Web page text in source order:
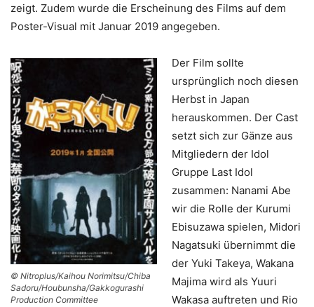
zeigt. Zudem wurde die Erscheinung des Films auf dem
Poster-Visual mit Januar 2019 angegeben.
© Nitroplus/Kaihou Norimitsu/Chiba
Sadoru/Houbunsha/Gakkogurashi
Production Committee
Der Film sollte
ursprünglich noch diesen
Herbst in Japan
herauskommen. Der Cast
setzt sich zur Gänze aus
Mitgliedern der Idol
Gruppe Last Idol
zusammen: Nanami Abe
wir die Rolle der Kurumi
Ebisuzawa spielen, Midori
Nagatsuki übernimmt die
der Yuki Takeya, Wakana
Majima wird als Yuuri
Wakasa auftreten und Rio